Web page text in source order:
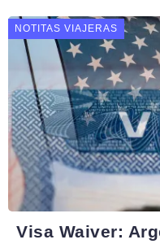
NOTITAS VIAJERAS
Visa Waiver: